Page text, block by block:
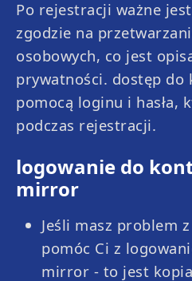
Po rejestracji ważne
zgodzie na
osobowych, co jest
prywatności. dostęp do
pomocą loginu i hasła,
podczas rejestracji.
logowanie do
mirror
Jeśli masz problem
pomóc Ci z
mirror - to jest